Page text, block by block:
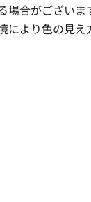
合がございま
により色の見え